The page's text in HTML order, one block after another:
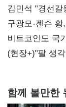
때리기
김민석 "경선
사과부터"
구광모-젠슨
비트코인도 국
숙제
(현장+)"팔 생
함께 볼만한